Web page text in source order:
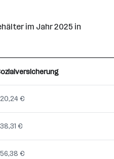
im Jahr 2025 in
€
€
€